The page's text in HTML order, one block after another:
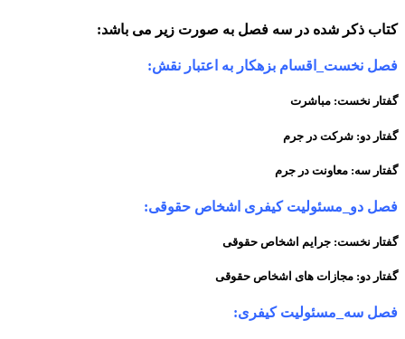
کتاب ذکر شده در سه فصل به صورت زیر می باشد:
فصل نخست_اقسام بزهکار به اعتبار نقش:
گفتار نخست: مباشرت
گفتار دو: شرکت در جرم
گفتار سه: معاونت در جرم
فصل دو_مسئولیت کیفری اشخاص حقوقی:
گفتار نخست: جرایم اشخاص حقوقی
گفتار دو: مجازات های اشخاص حقوقی
فصل سه_مسئولیت کیفری: